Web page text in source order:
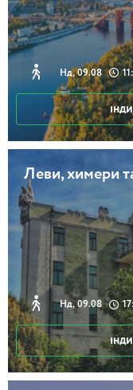
2 години 30 хвилин
Оболонь.
2 години 30 хвилин
Інший Поділ
вина!
2 години
Нд, 09.08
Леви, химери
Нд, 09.08